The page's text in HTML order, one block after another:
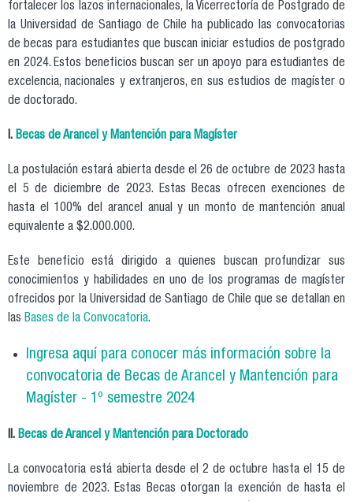
fortalecer los lazos internacionales, la Vicerrectoría de Postgrado de
la Universidad de Santiago de Chile ha publicado las convocatorias
de becas para estudiantes que buscan iniciar estudios de postgrado
en 2024. Estos beneficios buscan ser un apoyo para estudiantes de
excelencia, nacionales y extranjeros, en sus estudios de magíster o
de doctorado.
I. Becas de Arancel y Mantención para Magíster
La postulación estará abierta desde el 26 de octubre de 2023 hasta
el 5 de diciembre de 2023. Estas Becas ofrecen exenciones de
hasta el 100% del arancel anual y un monto de mantención anual
equivalente a $2.000.000.
Este beneficio está dirigido a quienes buscan profundizar sus
conocimientos y habilidades en uno de los programas de magíster
ofrecidos por la Universidad de Santiago de Chile que se detallan en
las Bases de la Convocatoria.
Ingresa aquí para conocer más información sobre la
convocatoria de Becas de Arancel y Mantención para
Magíster - 1º semestre 2024
II. Becas de Arancel y Mantención paraDoctorado
La convocatoria está abierta desde el 2 de octubre hasta el 15 de
noviembre de 2023. Estas Becas otorgan la exención de hasta el